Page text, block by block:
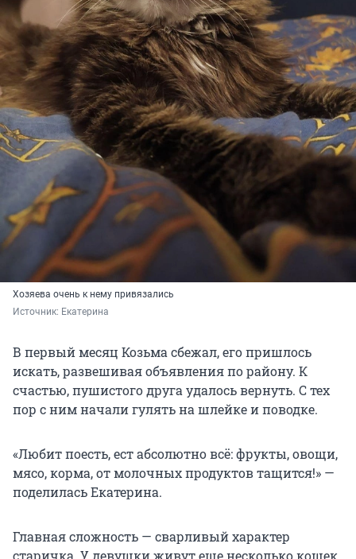
Хозяева очень к нему привязались
Источник: Екатерина
В первый месяц Козьма сбежал, его пришлось
искать, развешивая объявления по району. К
счастью, пушистого друга удалось вернуть. С тех
пор с ним начали гулять на шлейке и поводке.
«Любит поесть, ест абсолютно всё: фрукты, овощи,
мясо, корма, от молочных продуктов тащится!» —
поделилась Екатерина.
Главная сложность — сварливый характер
старичка. У девушки живут еще несколько кошек,